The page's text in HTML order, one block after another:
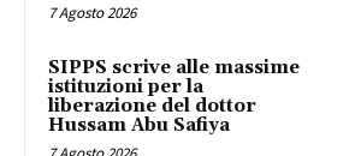
7 Agosto 2026
SIPPS scrive alle massime
istituzioni per la
liberazione del dottor
Hussam Abu Safiya